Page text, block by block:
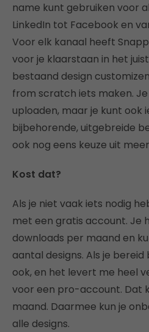
name kunt gebruiken voor
LinkedIn tot Facebook en
Voor elk kanaal heeft
voor je klaarstaan in het
bestaand design
from scratch iets maken.
uploaden, maar je kunt ook
bijbehorende, uitgebreide
ook nog eens keuze uit
Kost dat?
Als je niet vaak iets nodig
met een gratis account. Je
downloads per maand en
aantal designs. Als je
ook, en het levert me heel
voor een pro-account. Dat
maand. Daarmee kun je
alle designs.